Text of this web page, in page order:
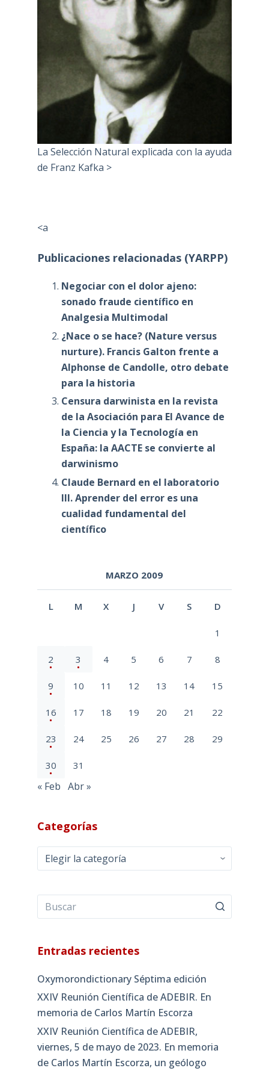
La Selección Natural explicada con la ayuda
de Franz Kafka >
<a
Publicaciones relacionadas (YARPP)
Negociar con el dolor ajeno:
sonado fraude científico en
Analgesia Multimodal
¿Nace o se hace? (Nature versus
nurture). Francis Galton frente a
Alphonse de Candolle, otro debate
para la historia
Censura darwinista en la revista
de la Asociación para El Avance de
la Ciencia y la Tecnología en
España: la AACTE se convierte al
darwinismo
Claude Bernard en el laboratorio
III. Aprender del error es una
cualidad fundamental del
científico
MARZO 2009
L M X J V S D
1
2 3 4 5 6 7 8
9 10 11 12 13 14 15
16 17 18 19 20 21 22
23 24 25 26 27 28 29
30 31
« Feb Abr »
Categorías
Categorías
Entradas recientes
Oxymorondictionary Séptima edición
XXIV Reunión Científica de ADEBIR. En
memoria de Carlos Martín Escorza
XXIV Reunión Científica de ADEBIR,
viernes, 5 de mayo de 2023. En memoria
de Carlos Martín Escorza, un geólogo